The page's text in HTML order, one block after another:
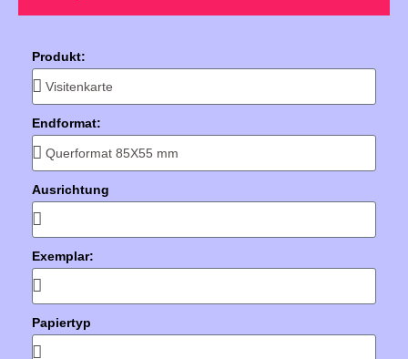
Produkt:
Endformat:
Ausrichtung
Exemplar:
Papiertyp